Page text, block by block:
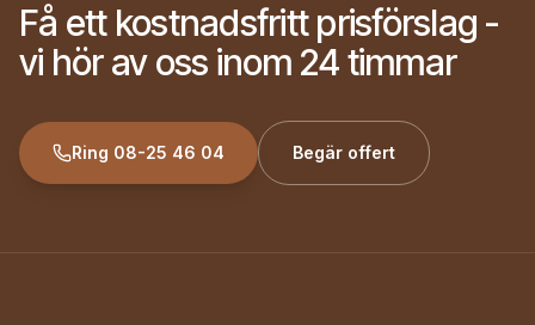
Få ett kostnadsfritt prisförslag -
vi hör av oss inom 24 timmar
Ring 08-25 46 04 Begär offert